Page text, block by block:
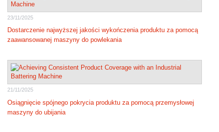
23/11/2025
Dostarczenie najwyższej jakości wykończenia produktu za pomocą
zaawansowanej maszyny do powlekania
21/11/2025
Osiągnięcie spójnego pokrycia produktu za pomocą przemysłowej
maszyny do ubijania